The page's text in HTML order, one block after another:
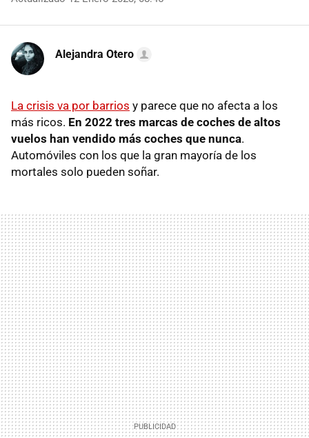
Alejandra Otero
La crisis va por barrios y parece que no afecta a los
más ricos. En 2022 tres marcas de coches de altos
vuelos han vendido más coches que nunca.
Automóviles con los que la gran mayoría de los
mortales solo pueden soñar.